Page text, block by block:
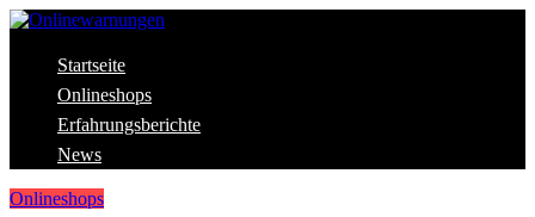
Skip
content
Onlinewarnungen
Aktuelle Warnungen vor Gefahren im Internet
Startseite
Onlineshops
Erfahrungsberichte
News
Onlineshops